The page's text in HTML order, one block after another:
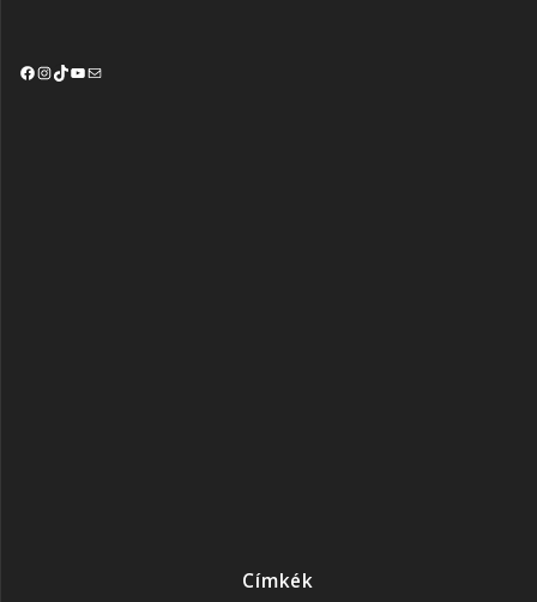
Facebook
Instagram
TikTok
YouTube
Mail
Címkék